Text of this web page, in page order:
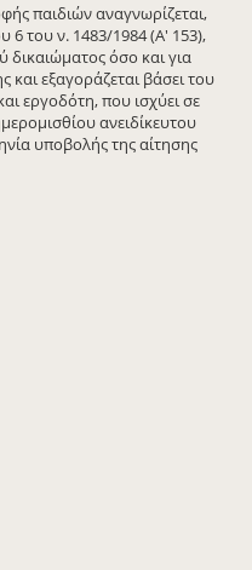
παιδιών αναγνωρίζεται,
6 του ν. 1483/1984 (Α' 153),
δικαιώματος όσο και για
εξαγοράζεται βάσει του
εργοδότη, που ισχύει σε
ανειδίκευτου
υποβολής της αίτησης